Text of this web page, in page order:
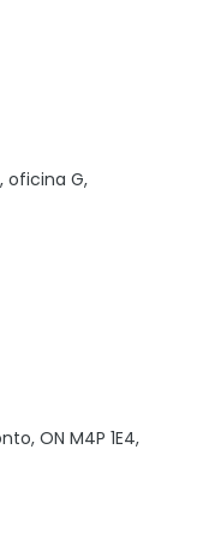
oficina G,
ON M4P 1E4,